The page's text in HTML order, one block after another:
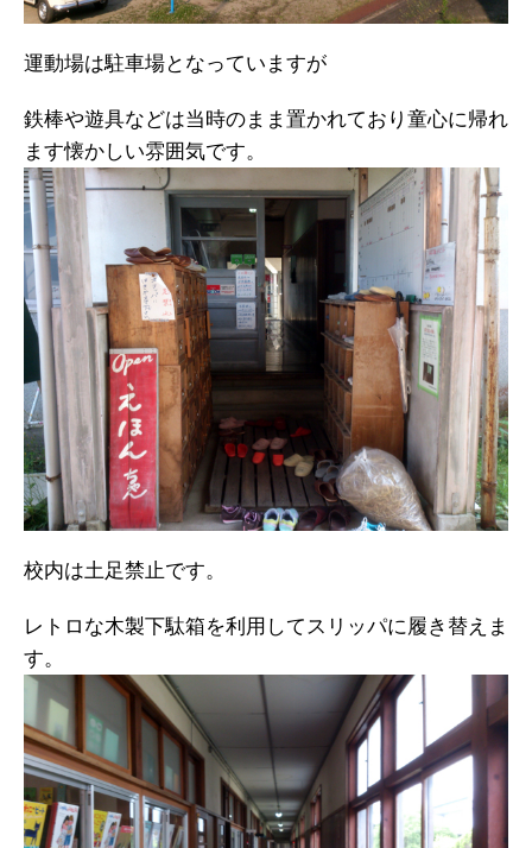
運動場は駐車場となっていますが
鉄棒や遊具などは当時のまま置かれており童心に帰れ
ます懐かしい雰囲気です。
校内は土足禁止です。
レトロな木製下駄箱を利用してスリッパに履き替えま
す。